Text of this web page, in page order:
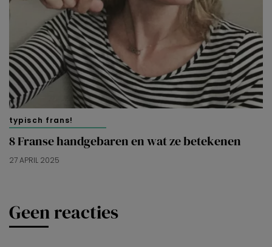
typisch frans!
8 Franse handgebaren en wat ze betekenen
27 APRIL 2025
Geen reacties